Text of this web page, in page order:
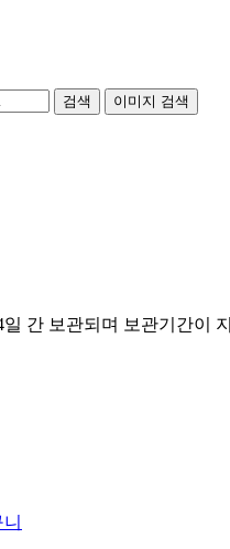
검색 이미지 검색
일 간 보관되며 보관기간이